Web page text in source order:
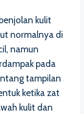
kulit
normalnya di
namun
pada
tampilan
ketika zat
kulit dan